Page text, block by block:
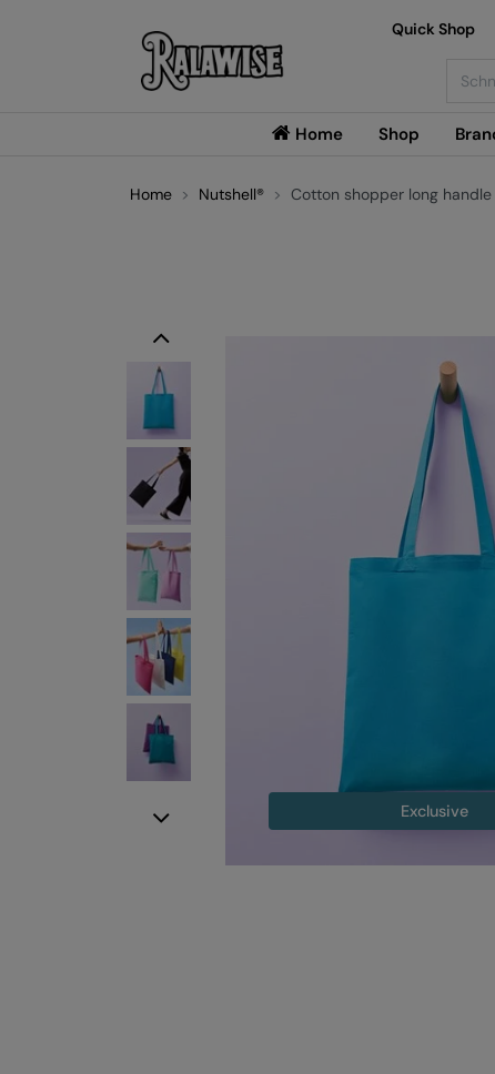
Home Shop
Quick Shop
Home Nutshell® Cotton shopper long handle
Exclusive
Previous
Next